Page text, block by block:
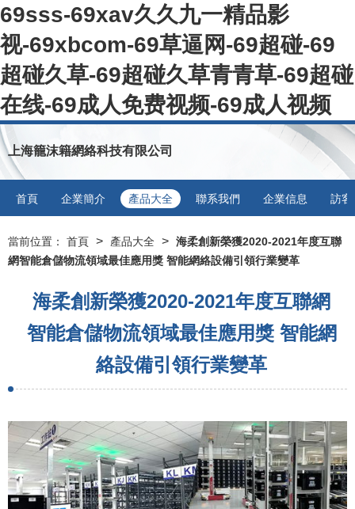
69sss-69xav久久九一精品影
视-69xbcom-69草逼网-69超碰-69
超碰久草-69超碰久草青青草-69超碰
在线-69成人免费视频-69成人视频
上海籠沫籍網絡科技有限公司
首頁 企業簡介 產品大全 聯系我們 企業信息 訪客
當前位置： 首頁 > 產品大全 > 海柔創新榮獲2020-2021年度互聯
網智能倉儲物流領域最佳應用獎 智能網絡設備引領行業變革
海柔創新榮獲2020-2021年度互聯網
智能倉儲物流領域最佳應用獎 智能網
絡設備引領行業變革